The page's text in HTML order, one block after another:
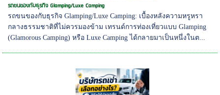
รถขนของกับธุรกิจ Glamping/Luxe Camping
รถขนของกับธุรกิจ Glamping/Luxe Camping: เบื้องหลังความหรูหรา
กลางธรรมชาติที่ไม่ควรมองข้าม เทรนด์การท่องเที่ยวแบบ Glamping
(Glamorous Camping) หรือ Luxe Camping ได้กลายมาเป็นหนึ่งในต...